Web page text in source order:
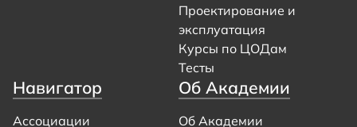
Проектирование и
эксплуатация
Курсы по ЦОДам
Тесты
Навигатор
Ассоциации
Об Академии
Об Академии